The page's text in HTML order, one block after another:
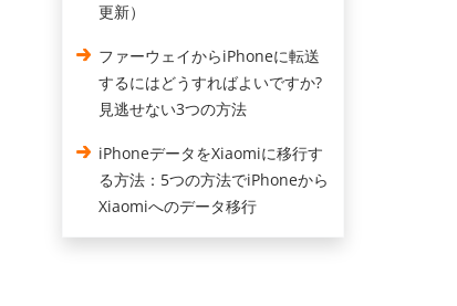
更新）
ファーウェイからiPhoneに転送
するにはどうすればよいですか?
見逃せない3つの方法
iPhoneデータをXiaomiに移行す
る方法：5つの方法でiPhoneから
Xiaomiへのデータ移行